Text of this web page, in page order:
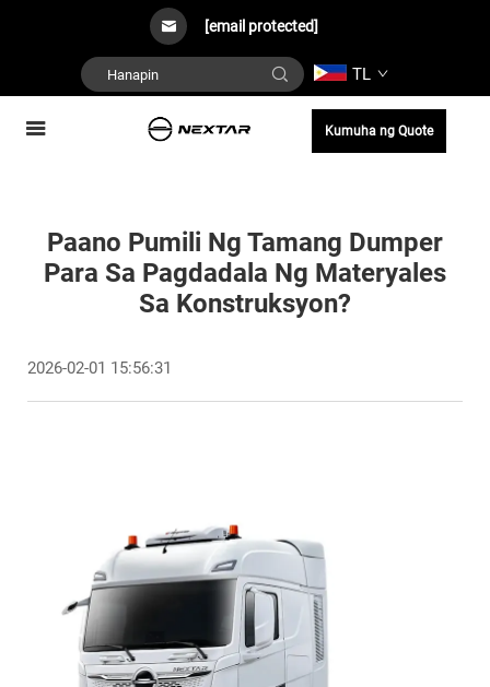
[email protected]
TL
Kumuha ng Quote
Paano Pumili Ng Tamang Dumper
Para Sa Pagdadala Ng Materyales
Sa Konstruksyon?
2026-02-01 15:56:31